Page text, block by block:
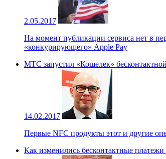
2.05.2017
На момент публикации сервиса нет в
«конкурирующего» Apple Pay
МТС запустил «Кошелек»
14.02.2017
Первые NFC продукты этот и другие
Как изменились бесконтактные платежи